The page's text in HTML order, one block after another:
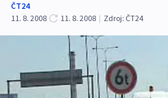
ČT24
11. 8. 2008
11. 8. 2008 | Zdroj: ČT24